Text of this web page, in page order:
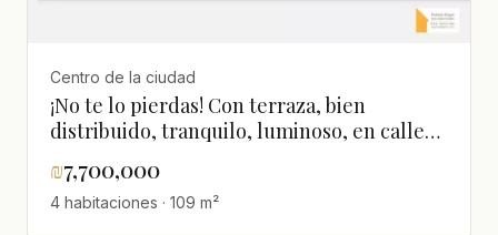
Centro de la ciudad
¡No te lo pierdas! Con terraza, bien
distribuido, tranquilo, luminoso, en calle
calidad, espacioso
₪7,700,000
4 habitaciones · 109 m²